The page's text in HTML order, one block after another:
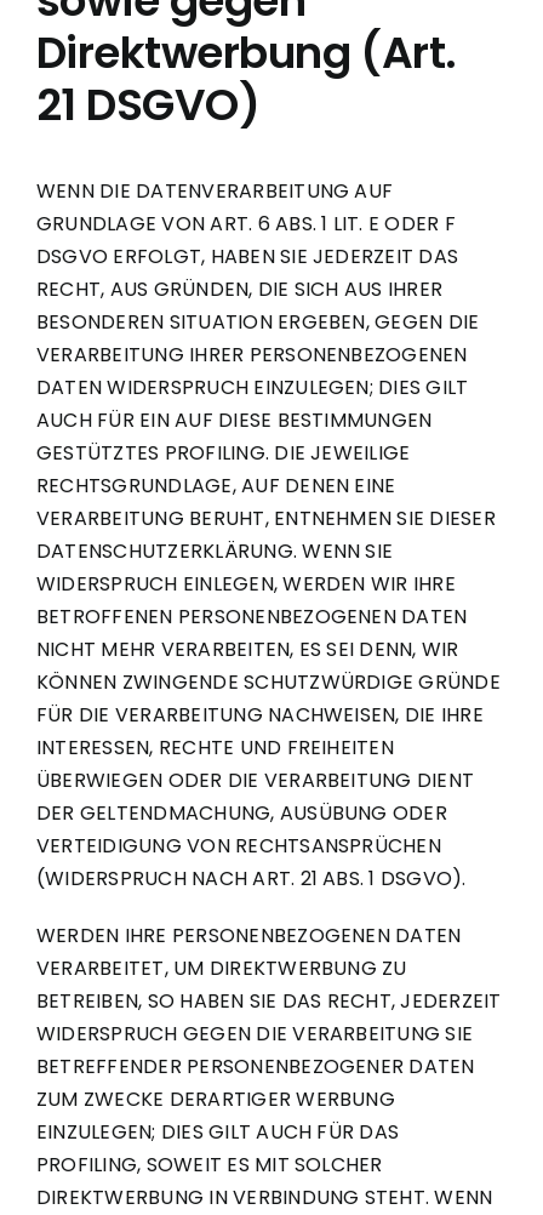
Direktwerbung (Art.
21 DSGVO)
WENN DIE DATENVERARBEITUNG AUF
GRUNDLAGE VON ART. 6 ABS. 1 LIT. E ODER F
DSGVO ERFOLGT, HABEN SIE JEDERZEIT DAS
RECHT, AUS GRÜNDEN, DIE SICH AUS IHRER
BESONDEREN SITUATION ERGEBEN, GEGEN DIE
VERARBEITUNG IHRER PERSONENBEZOGENEN
DATEN WIDERSPRUCH EINZULEGEN; DIES GILT
AUCH FÜR EIN AUF DIESE BESTIMMUNGEN
GESTÜTZTES PROFILING. DIE JEWEILIGE
RECHTSGRUNDLAGE, AUF DENEN EINE
VERARBEITUNG BERUHT, ENTNEHMEN SIE DIESER
DATENSCHUTZERKLÄRUNG. WENN SIE
WIDERSPRUCH EINLEGEN, WERDEN WIR IHRE
BETROFFENEN PERSONENBEZOGENEN DATEN
NICHT MEHR VERARBEITEN, ES SEI DENN, WIR
KÖNNEN ZWINGENDE SCHUTZWÜRDIGE GRÜNDE
FÜR DIE VERARBEITUNG NACHWEISEN, DIE IHRE
INTERESSEN, RECHTE UND FREIHEITEN
ÜBERWIEGEN ODER DIE VERARBEITUNG DIENT
DER GELTENDMACHUNG, AUSÜBUNG ODER
VERTEIDIGUNG VON RECHTSANSPRÜCHEN
(WIDERSPRUCH NACH ART. 21 ABS. 1 DSGVO).
WERDEN IHRE PERSONENBEZOGENEN DATEN
VERARBEITET, UM DIREKTWERBUNG ZU
BETREIBEN, SO HABEN SIE DAS RECHT, JEDERZEIT
WIDERSPRUCH GEGEN DIE VERARBEITUNG SIE
BETREFFENDER PERSONENBEZOGENER DATEN
ZUM ZWECKE DERARTIGER WERBUNG
EINZULEGEN; DIES GILT AUCH FÜR DAS
PROFILING, SOWEIT ES MIT SOLCHER
DIREKTWERBUNG IN VERBINDUNG STEHT. WENN